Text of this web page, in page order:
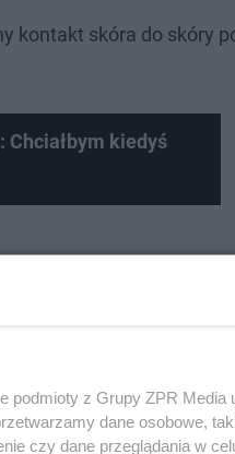
kontakt skóra do skóry
kiedyś
podmioty z Grupy ZPR Media
dane osobowe,
czy dane przeglądania w